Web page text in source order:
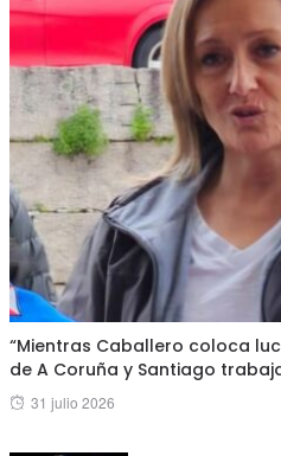
“Mientras Caballero coloca
de A Coruña y Santiago
Posted
31 julio 2026